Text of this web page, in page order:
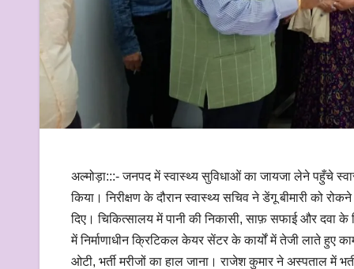
अल्मोड़ा:::- जनपद में स्वास्थ्य सुविधाओं का जायजा लेने पहुँचे
किया। निरीक्षण के दौरान स्वास्थ्य सचिव ने डेंगू बीमारी को
दिए। चिकित्सालय में पानी की निकासी, साफ़ सफाई और दवा के
में निर्माणाधीन क्रिटिकल केयर सेंटर के कार्यों में तेजी लाते हुए
ओटी, भर्ती मरीजों का हाल जाना। राजेश कुमार ने अस्पताल में